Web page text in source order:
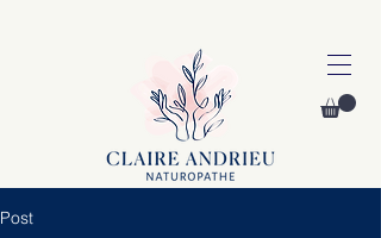
Post